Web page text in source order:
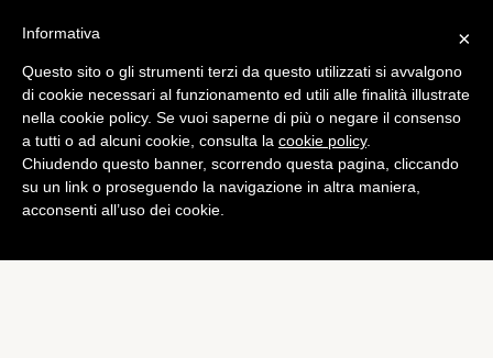
Tech
Instagram lancia i profili
web
di Alessandro Moretti
×
Informativa
Questo sito o gli strumenti terzi da questo utilizzati si avvalgono
di cookie necessari al funzionamento ed utili alle finalità illustrate
nella cookie policy. Se vuoi saperne di più o negare il consenso
a tutti o ad alcuni cookie, consulta la cookie policy.
Chiudendo questo banner, scorrendo questa pagina, cliccando
su un link o proseguendo la navigazione in altra maniera,
acconsenti all’uso dei cookie.